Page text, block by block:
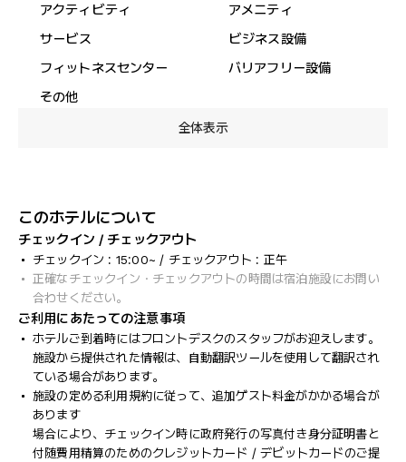
アクティビティ
アメニティ
サービス
ビジネス設備
フィットネスセンター
バリアフリー設備
その他
全体表示
このホテルについて
チェックイン / チェックアウト
チェックイン : 15:00~ / チェックアウト : 正午
正確なチェックイン・チェックアウトの時間は宿泊施設にお問い
合わせください。
ご利用にあたっての注意事項
ホテルご到着時にはフロントデスクのスタッフがお迎えします。
施設から提供された情報は、自動翻訳ツールを使用して翻訳され
ている場合があります。
施設の定める利用規約に従って、追加ゲスト料金がかかる場合が
あります
場合により、チェックイン時に政府発行の写真付き身分証明書と
付随費用精算のためのクレジットカード / デビットカードのご提